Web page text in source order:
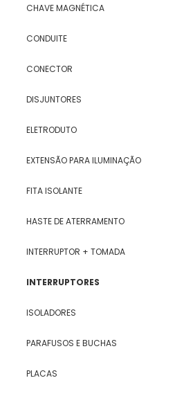
CHAVE MAGNÉTICA
CONDUITE
CONECTOR
DISJUNTORES
ELETRODUTO
EXTENSÃO PARA ILUMINAÇÃO
FITA ISOLANTE
HASTE DE ATERRAMENTO
INTERRUPTOR + TOMADA
INTERRUPTORES
ISOLADORES
PARAFUSOS E BUCHAS
PLACAS